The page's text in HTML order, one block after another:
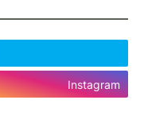
Instagram